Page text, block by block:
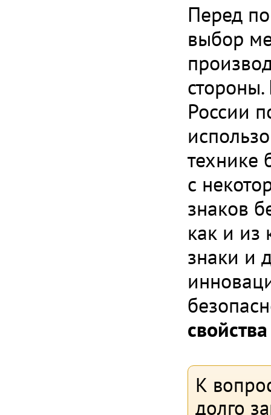
Перед
выбор
России
технике
с
знаков
как и из
знаки и
К
долго